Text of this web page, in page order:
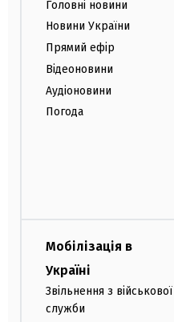
Головні новини
Новини України
Прямий ефір
Відеоновини
Аудіоновини
Погода
Мобілізація в
Україні
Звільнення з військової
служби